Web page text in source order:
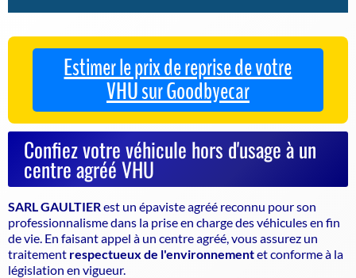
Estimer le prix de reprise de votre
VHU sur Goodbyecar
Confiez votre véhicule hors d'usage à un
centre agréé VHU
SARL GAULTIERest un épaviste agréé reconnu pour son
professionnalisme dans la prise en charge des véhicules en fin
de vie. En faisant appel à un centre agréé, vous assurez un
traitement respectueux de l'environnementet conforme à la
législation en vigueur.